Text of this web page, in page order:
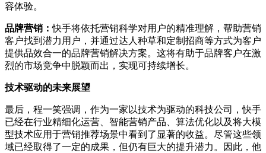
容体验。
品牌营销：快手将依托营销科学对用户的精准理解，帮助营销
客户找到潜力用户，并通过达人种草和定制招商等方式为客户
提供品效合一的品牌营销解决方案。这将有助于品牌客户在激
烈的市场竞争中脱颖而出，实现可持续增长。
技术驱动的未来展望
最后，程一笑强调，作为一家以技术为驱动的科技公司，快手
已经在行业精细化运营、智能营销产品、算法优化以及将大模
型技术应用于营销推荐场景中看到了显著的收益。尽管这些领
域已经取得了一定的成果，但仍有巨大的提升潜力。因此，他